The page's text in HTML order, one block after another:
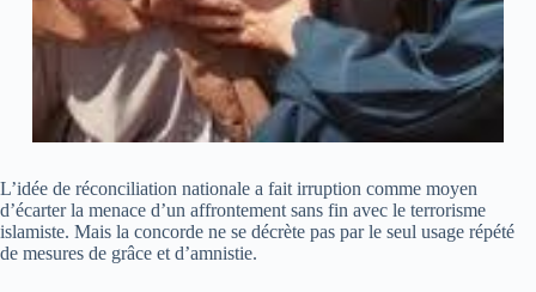
L’idée de réconciliation nationale a fait irruption comme moyen
d’écarter la menace d’un affrontement sans fin avec le terrorisme
islamiste. Mais la concorde ne se décrète pas par le seul usage répété
de mesures de grâce et d’amnistie.